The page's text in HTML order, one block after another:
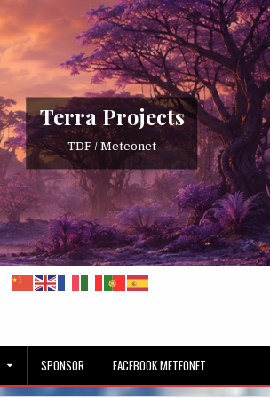
Terra Projects
TDF / Meteonet
SPONSOR FACEBOOK METEONET